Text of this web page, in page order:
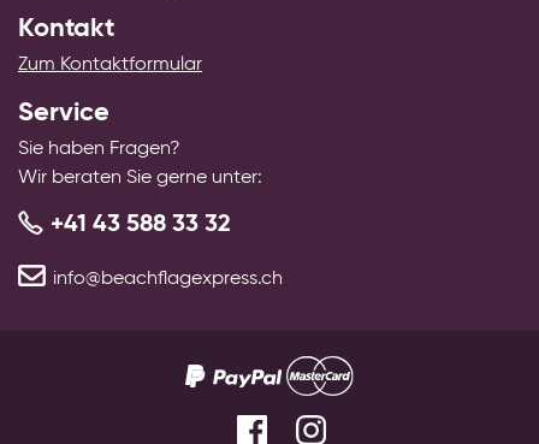
Kontakt
Zum Kontaktformular
Service
Sie haben Fragen?
Wir beraten Sie gerne unter:
+41 43 588 33 32
info@beachflagexpress.ch